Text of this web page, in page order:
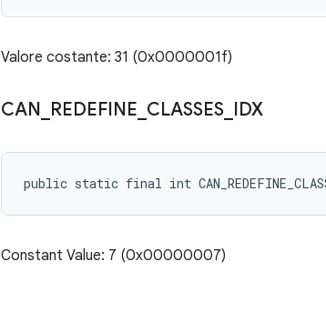
Valore costante: 31 (0x0000001f)
CAN REDEFINE CLASSES IDX
public static final int
Constant Value: 7 (0x00000007)